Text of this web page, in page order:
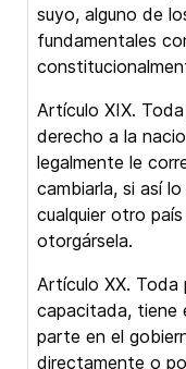
suyo, alguno de
fundamentales
Artículo XIX.
derecho a la
legalmente le
cambiarla, si así
cualquier otro
otorgársela.
Artículo XX. Toda
capacitada, tiene
parte en el
directamente o